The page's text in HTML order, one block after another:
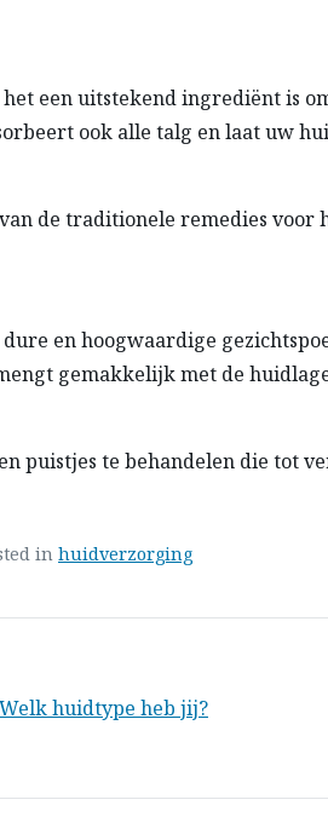
een uitstekend ingrediënt is
ook alle talg en laat uw
de traditionele remedies
en hoogwaardige
gemakkelijk met de
puistjes te behandelen die tot
in huidverzorging
huidtype heb jij?